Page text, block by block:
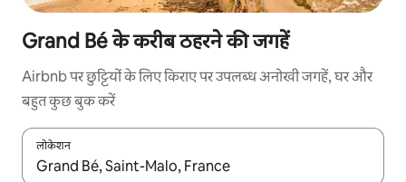
Grand Bé के करीब ठहरने की जगहें
Airbnb पर छुट्टियों के लिए किराए पर उपलब्ध अनोखी जगहें, घर और
बहुत कुछ बुक करें
लोकेशन
नतीजों के उपलब्ध होने पर, अप और डाउन 'ऐरो की' का इस्तेमाल करके नेविगेट